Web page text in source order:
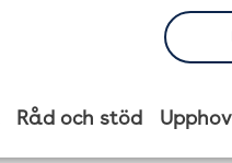
Råd och stöd